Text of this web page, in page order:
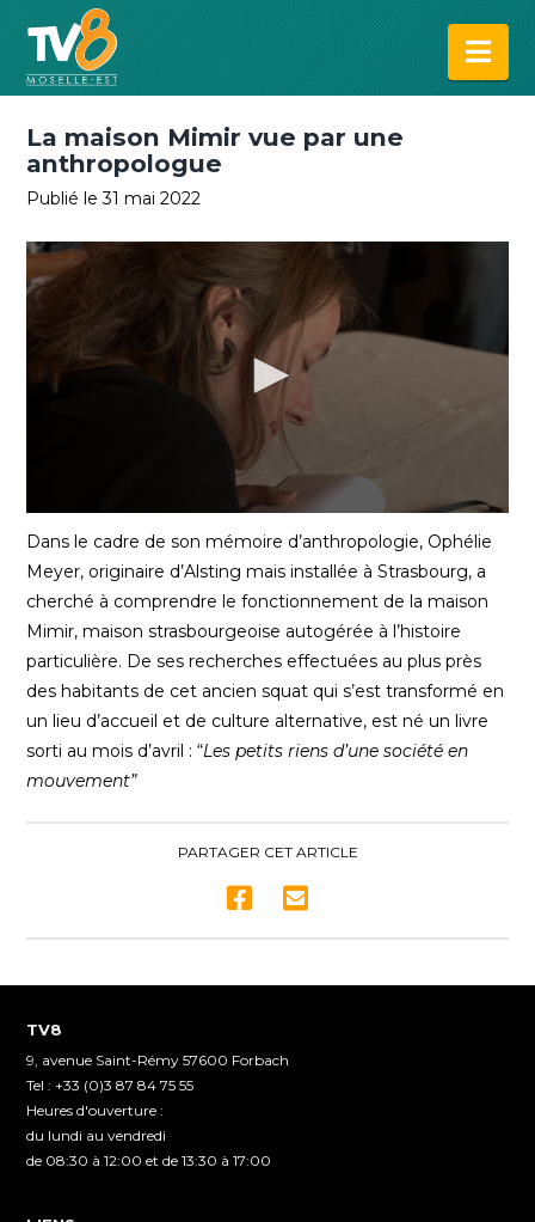
La maison Mimir vue par une
anthropologue
Publié le 31 mai 2022
seconds
4
minutes,
seconds
Dans le cadre de son mémoire d’anthropologie, Ophélie
Meyer, originaire d’Alsting mais installée à Strasbourg, a
cherché à comprendre le fonctionnement de la maison
Mimir, maison strasbourgeoise autogérée à l’histoire
particulière. De ses recherches effectuées au plus près
des habitants de cet ancien squat qui s’est transformé en
un lieu d’accueil et de culture alternative, est né un livre
sorti au mois d’avril : “Les petits riens d’une société en
mouvement”
PARTAGER CET ARTICLE
TV8
9, avenue Saint-Rémy 57600 Forbach
Tel : +33 (0)3 87 84 75 55
Heures d'ouverture :
du lundi au vendredi
de 08:30 à 12:00 et de 13:30 à 17:00